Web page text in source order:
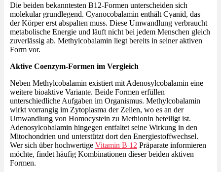
Die beiden bekanntesten B12-Formen unterscheiden sich
molekular grundlegend. Cyanocobalamin enthält Cyanid, das
der Körper erst abspalten muss. Diese Umwandlung verbraucht
metabolische Energie und läuft nicht bei jedem Menschen gleich
zuverlässig ab. Methylcobalamin liegt bereits in seiner aktiven
Form vor.
Aktive Coenzym-Formen im Vergleich
Neben Methylcobalamin existiert mit Adenosylcobalamin eine
weitere bioaktive Variante. Beide Formen erfüllen
unterschiedliche Aufgaben im Organismus. Methylcobalamin
wirkt vorrangig im Zytoplasma der Zellen, wo es an der
Umwandlung von Homocystein zu Methionin beteiligt ist.
Adenosylcobalamin hingegen entfaltet seine Wirkung in den
Mitochondrien und unterstützt dort den Energiestoffwechsel.
Wer sich über hochwertige Vitamin B 12 Präparate informieren
möchte, findet häufig Kombinationen dieser beiden aktiven
Formen.